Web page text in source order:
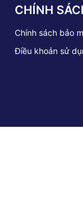
CHÍNH
Chính sách bảo
Điều khoản sử